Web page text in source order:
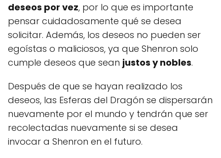
deseos por vez, por lo que es importante
pensar cuidadosamente qué se desea
solicitar. Además, los deseos no pueden ser
egoístas o maliciosos, ya que Shenron solo
cumple deseos que sean justos y nobles.
Después de que se hayan realizado los
deseos, las Esferas del Dragón se dispersarán
nuevamente por el mundo y tendrán que ser
recolectadas nuevamente si se desea
invocar a Shenron en el futuro.